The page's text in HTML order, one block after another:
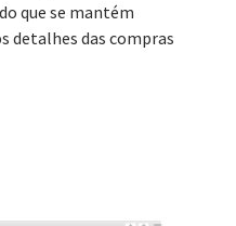
que se mantém
detalhes das compras